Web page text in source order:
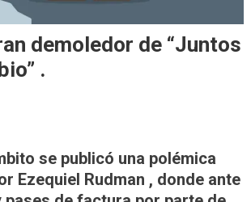
demoledor de “Juntos
.
se publicó una polémica
Ezequiel Rudman , donde ante